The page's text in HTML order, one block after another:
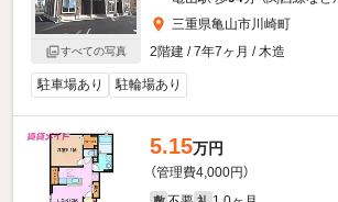
すべての写真
三重県亀山市川崎町
2階建 / 7年7ヶ月 / 木造
駐車場あり 駐輪場あり
5.15万円
（管理費4,000円）